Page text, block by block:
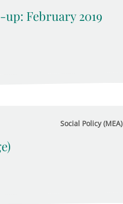
February 2019
Social Policy (MEA)